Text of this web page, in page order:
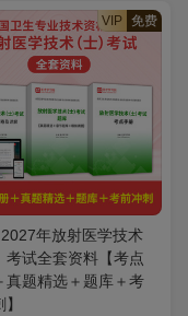
VIP 免费
2027年放射医学技术
考试全套资料【考点
真题精选＋题库＋考